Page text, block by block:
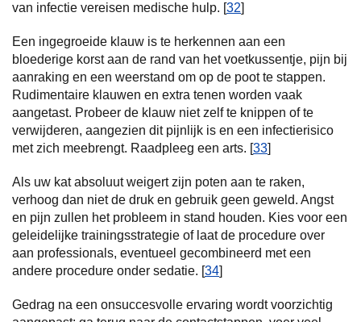
van infectie vereisen medische hulp. [32]
Een ingegroeide klauw is te herkennen aan een
bloederige korst aan de rand van het voetkussentje, pijn bij
aanraking en een weerstand om op de poot te stappen.
Rudimentaire klauwen en extra tenen worden vaak
aangetast. Probeer de klauw niet zelf te knippen of te
verwijderen, aangezien dit pijnlijk is en een infectierisico
met zich meebrengt. Raadpleeg een arts. [33]
Als uw kat absoluut weigert zijn poten aan te raken,
verhoog dan niet de druk en gebruik geen geweld. Angst
en pijn zullen het probleem in stand houden. Kies voor een
geleidelijke trainingsstrategie of laat de procedure over
aan professionals, eventueel gecombineerd met een
andere procedure onder sedatie. [34]
Gedrag na een onsuccesvolle ervaring wordt voorzichtig